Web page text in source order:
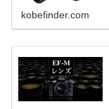
kobefinder.com